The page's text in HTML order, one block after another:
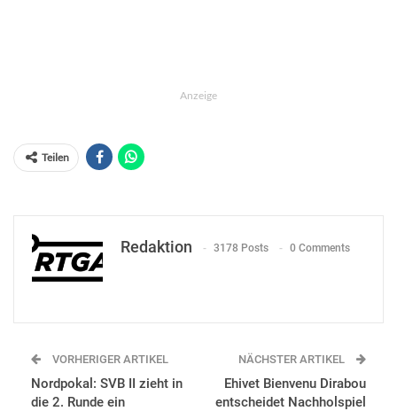
Anzeige
Teilen
Redaktion 3178 Posts 0 Comments
VORHERIGER ARTIKEL
Nordpokal: SVB II zieht in
die 2. Runde ein
NÄCHSTER ARTIKEL
Ehivet Bienvenu Dirabou
entscheidet Nachholspiel